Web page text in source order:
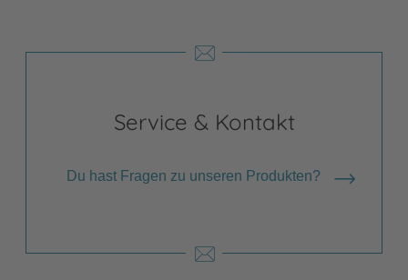
Service & Kontakt
Du hast Fragen zu unseren Produkten?